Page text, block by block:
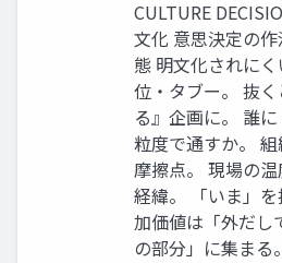
CULTURE
文化 意思決定の
態 明文化されに
位・タブー。 抜
る』企画に。 誰
粒度で通すか。
摩擦点。 現場の
経緯。 「いま」
加価値は「外だし
の部分」に集まる